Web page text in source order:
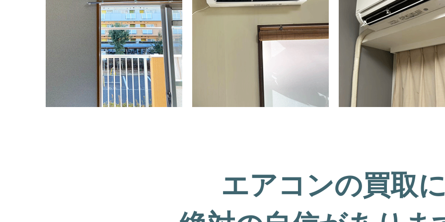
エアコンの買取